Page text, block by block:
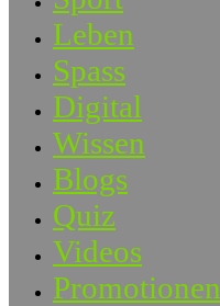
Leben
Spass
Digital
Wissen
Blogs
Quiz
Videos
Promotionen